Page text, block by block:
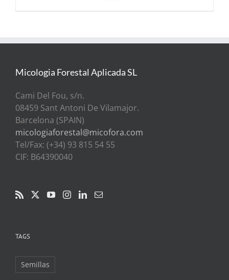
Micologia Forestal Aplicada SL
Cami Del Fou, s/n.
08459 Sant Antoni De Vilamajor.
Barcelona (SPAIN)
micologiaforestal@micofora.com
Tel/Fax: (+34) 93 815 54 55
CIF: B64390040
TAGS
Semillas